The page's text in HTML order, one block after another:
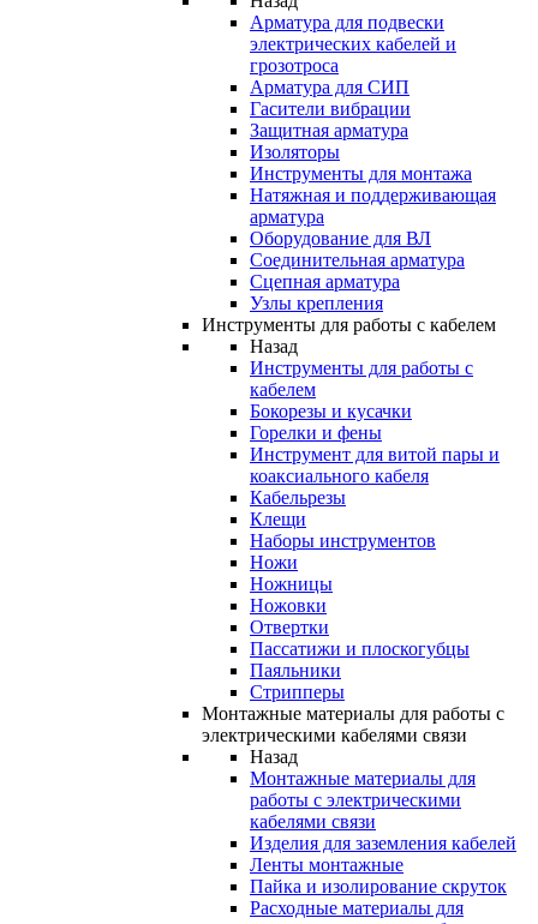
Арматура для подвески
электрических кабелей и
грозотроса
Арматура для СИП
Гасители вибрации
Защитная арматура
Изоляторы
Инструменты для монтажа
Натяжная и поддерживающая
арматура
Оборудование для ВЛ
Соединительная арматура
Сцепная арматура
Узлы крепления
Инструменты для работы с кабелем
Назад
Инструменты для работы с
кабелем
Бокорезы и кусачки
Горелки и фены
Инструмент для витой пары и
коаксиального кабеля
Кабельрезы
Клещи
Наборы инструментов
Ножи
Ножницы
Ножовки
Отвертки
Пассатижи и плоскогубцы
Паяльники
Стрипперы
Монтажные материалы для работы с
электрическими кабелями связи
Назад
Монтажные материалы для
работы с электрическими
кабелями связи
Изделия для заземления кабелей
Ленты монтажные
Пайка и изолирование скруток
Расходные материалы для